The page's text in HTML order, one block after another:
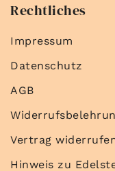
Rechtliches
Impressum
Datenschutz
AGB
Vertrag
Hinweis zu